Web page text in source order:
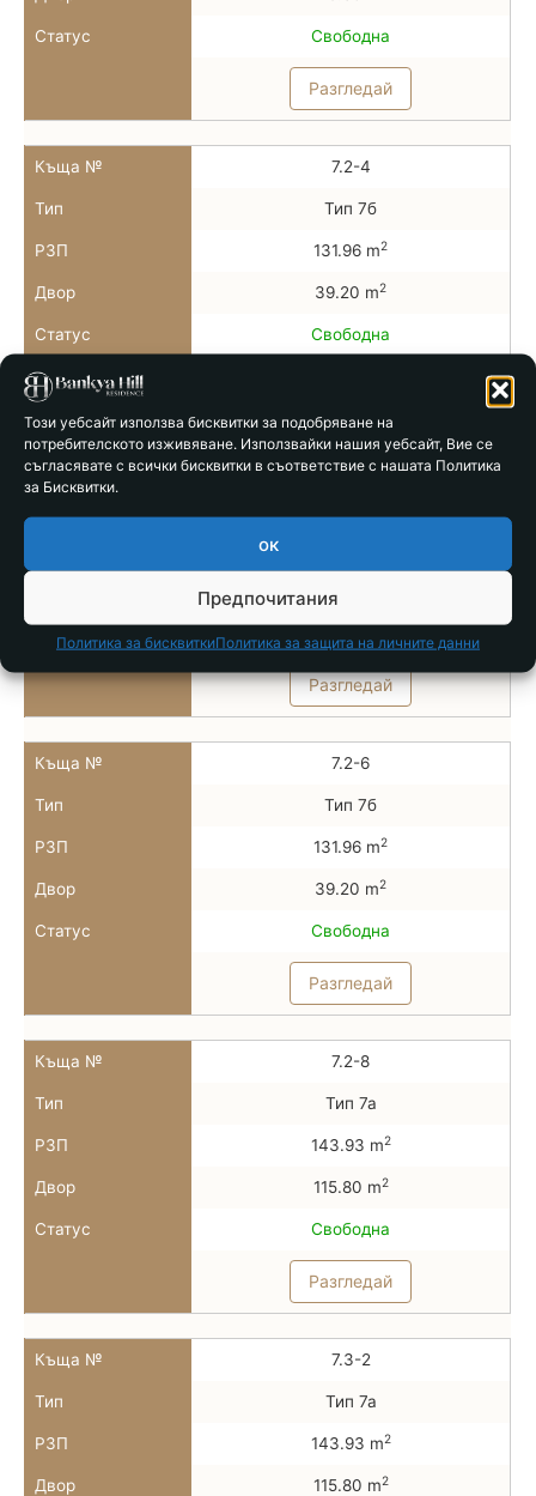
Този уебсайт използва бисквитки за подобряване на
потребителското изживяване. Използвайки нашия уебсайт, Вие се
съгласявате с всички бисквитки в съответствие с нашата Политика
за Бисквитки.
ок
Предпочитания
Политика за бисквиткиПолитика за защита на личните данни
Статус Свободна
Разгледай
Къща № 7.2-4
Тип Тип 7б
РЗП 131.96 m2
Двор 39.20 m2
Статус Свободна
Къща № 7.2-5
28.00 m
Разгледай
Къща № 7.2-6
Тип Тип 7б
РЗП 131.96 m2
Двор 39.20 m2
Статус Свободна
Разгледай
Къща № 7.2-8
Тип Тип 7а
РЗП 143.93 m2
Двор 115.80 m2
Статус Свободна
Разгледай
Къща № 7.3-2
Тип Тип 7а
РЗП 143.93 m2
Двор 115.80 m2